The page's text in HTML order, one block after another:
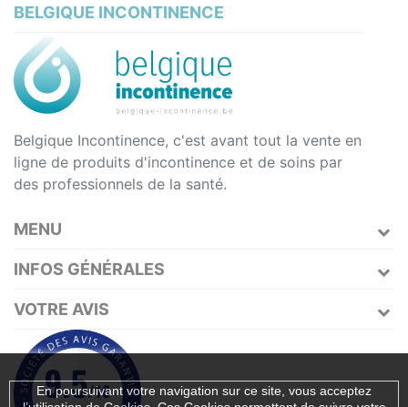
BELGIQUE INCONTINENCE
Belgique Incontinence, c'est avant tout la vente en
ligne de produits d'incontinence et de soins par
des professionnels de la santé.
MENU
INFOS GÉNÉRALES
En poursuivant votre navigation sur ce site, vous acceptez
VOTRE AVIS